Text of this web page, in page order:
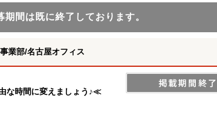
期間は既に終了しております。
業部/名古屋オフィス
な時間に変えましょう♪≪